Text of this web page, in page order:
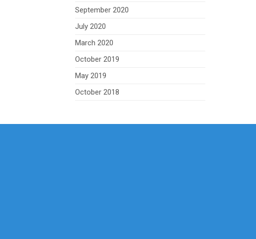
September 2020
July 2020
March 2020
October 2019
May 2019
October 2018